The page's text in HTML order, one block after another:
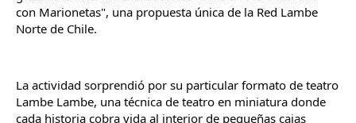
con Marionetas", una propuesta única de la Red Lambe
Norte de Chile.
La actividad sorprendió por su particular formato de teatro
Lambe Lambe, una técnica de teatro en miniatura donde
cada historia cobra vida al interior de pequeñas cajas